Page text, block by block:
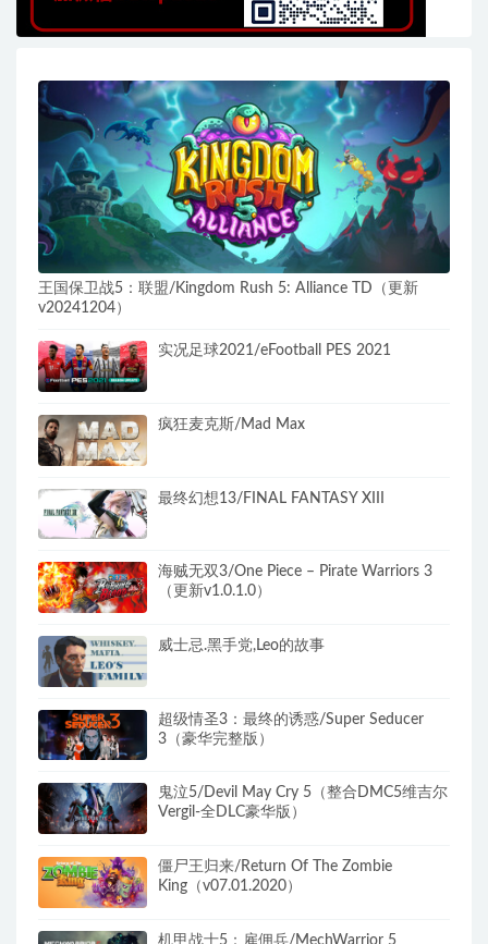
王国保卫战5：联盟/Kingdom Rush 5: Alliance TD（更新
v20241204）
实况足球2021/eFootball PES 2021
疯狂麦克斯/Mad Max
最终幻想13/FINAL FANTASY XIII
海贼无双3/One Piece – Pirate Warriors 3
（更新v1.0.1.0）
威士忌.黑手党,Leo的故事
超级情圣3：最终的诱惑/Super Seducer
3（豪华完整版）
鬼泣5/Devil May Cry 5（整合DMC5维吉尔
Vergil-全DLC豪华版）
僵尸王归来/Return Of The Zombie
King（v07.01.2020）
机甲战士5：雇佣兵/MechWarrior 5